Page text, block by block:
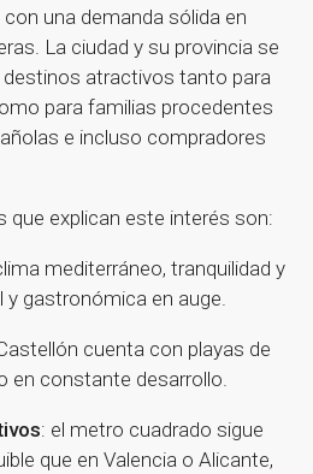
una demanda sólida en
La ciudad y su provincia se
atractivos tanto para
para familias procedentes
e incluso compradores
que explican este interés son:
mediterráneo, tranquilidad y
gastronómica en auge.
cuenta con playas de
en constante desarrollo.
: el metro cuadrado sigue
que en Valencia o Alicante,